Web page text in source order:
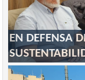
EN DEFENSA